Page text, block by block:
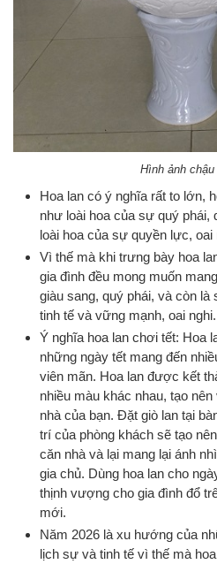
Hình ảnh chậu
Hoa lan có ý nghĩa rất to lớn,
như loài hoa của sự quý phái,
loài hoa của sự quyền lực,
Vì thế mà khi trưng bày hoa
gia đình đều mong muốn
giàu sang, quý phái, và còn là
tinh tế và vững mạnh, oai nghi.
Ý nghĩa hoa lan chơi tết: Hoa
những ngày tết mang đến
viên mãn. Hoa lan được kết
nhiều màu khác nhau, tạo
nhà của bạn. Đặt giò lan tại
trí của phòng khách sẽ tạo
căn nhà và lại mang lại ánh
gia chủ. Dùng hoa lan cho
thịnh vượng cho gia đình đổ
mới.
Năm 2026 là xu hướng của
lịch sự và tinh tế vì thế mà